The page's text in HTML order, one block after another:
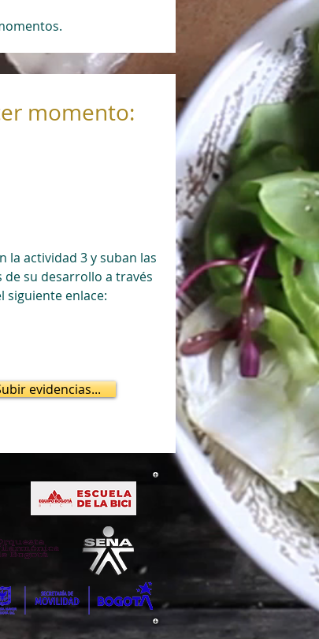
momento:
la actividad 3 y suban las
de su desarrollo a través
siguiente enlace:
evidencias...